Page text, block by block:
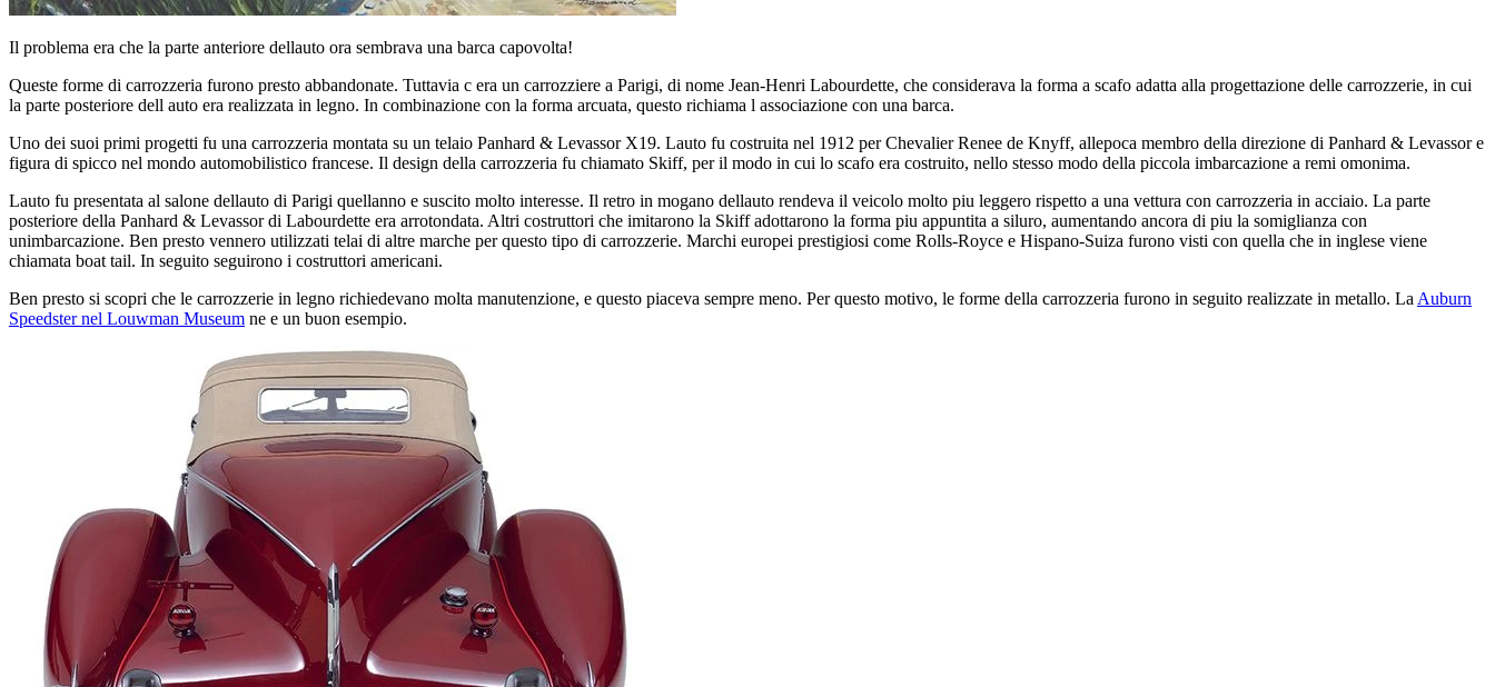
Il problema era che la parte anteriore dellauto ora sembrava una barca capovolta!
Queste forme di carrozzeria furono presto abbandonate. Tuttavia c era un carrozziere a Parigi, di nome Jean-Henri Labourdette, che considerava la forma a scafo adatta alla progettazione delle carrozzerie, in cui
la parte posteriore dell auto era realizzata in legno. In combinazione con la forma arcuata, questo richiama l associazione con una barca.
Uno dei suoi primi progetti fu una carrozzeria montata su un telaio Panhard & Levassor X19. Lauto fu costruita nel 1912 per Chevalier Renee de Knyff, allepoca membro della direzione di Panhard & Levassor e
figura di spicco nel mondo automobilistico francese. Il design della carrozzeria fu chiamato Skiff, per il modo in cui lo scafo era costruito, nello stesso modo della piccola imbarcazione a remi omonima.
Lauto fu presentata al salone dellauto di Parigi quellanno e suscito molto interesse. Il retro in mogano dellauto rendeva il veicolo molto piu leggero rispetto a una vettura con carrozzeria in acciaio. La parte
posteriore della Panhard & Levassor di Labourdette era arrotondata. Altri costruttori che imitarono la Skiff adottarono la forma piu appuntita a siluro, aumentando ancora di piu la somiglianza con
unimbarcazione. Ben presto vennero utilizzati telai di altre marche per questo tipo di carrozzerie. Marchi europei prestigiosi come Rolls-Royce e Hispano-Suiza furono visti con quella che in inglese viene
chiamata boat tail. In seguito seguirono i costruttori americani.
Ben presto si scopri che le carrozzerie in legno richiedevano molta manutenzione, e questo piaceva sempre meno. Per questo motivo, le forme della carrozzeria furono in seguito realizzate in metallo. La Auburn
Speedster nel Louwman Museum ne e un buon esempio.